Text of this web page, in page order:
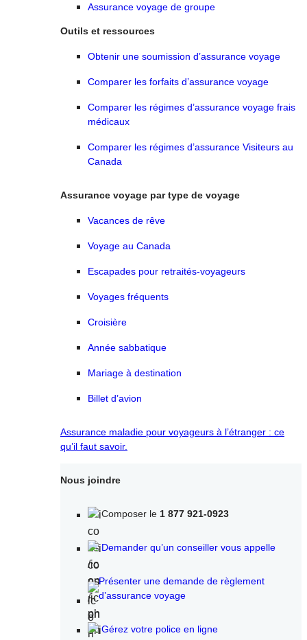
Assurance voyage de groupe
Outils et ressources
Obtenir une soumission d’assurance voyage
Comparer les forfaits d’assurance voyage
Comparer les régimes d’assurance voyage frais
médicaux
Comparer les régimes d’assurance Visiteurs au
Canada
Assurance voyage par type de voyage
Vacances de rêve
Voyage au Canada
Escapades pour retraités-voyageurs
Voyages fréquents
Croisière
Année sabbatique
Mariage à destination
Billet d’avion
Assurance maladie pour voyageurs à l’étranger : ce
qu’il faut savoir.
Nous joindre
Composer le 1 877 921-0923
Demander qu’un conseiller vous appelle
Présenter une demande de règlement
d’assurance voyage
Gérez votre police en ligne